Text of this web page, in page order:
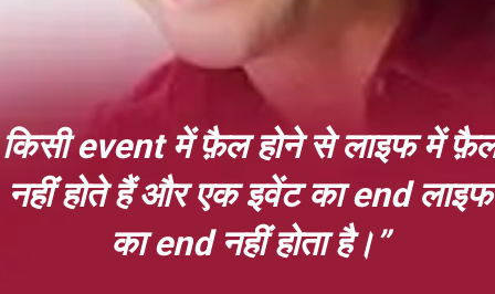
किसी event में फ़ैल होने से लाइफ में
नहीं होते हैं और एक इवेंट का end लाइफ
का end नहीं होता है।”